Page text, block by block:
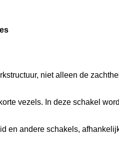
niet alleen de
vezels. In deze schakel
en andere schakels,